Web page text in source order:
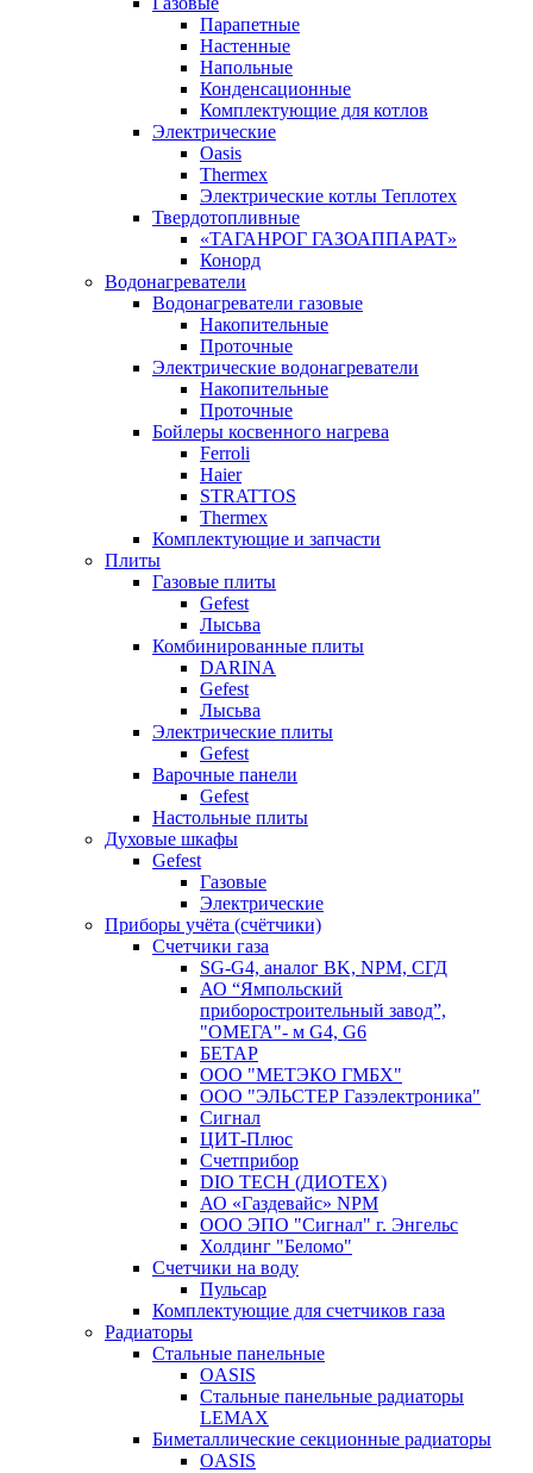
Парапетные
Настенные
Напольные
Конденсационные
Комплектующие для котлов
Электрические
Oasis
Thermex
Электрические котлы Теплотех
Твердотопливные
«ТАГАНРОГ ГАЗОАППАРАТ»
Конорд
Водонагреватели
Водонагреватели газовые
Накопительные
Проточные
Электрические водонагреватели
Накопительные
Проточные
Бойлеры косвенного нагрева
Ferroli
Haier
STRATTOS
Thermex
Комплектующие и запчасти
Плиты
Газовые плиты
Gefest
Лысьва
Комбинированные плиты
DARINA
Gefest
Лысьва
Электрические плиты
Gefest
Варочные панели
Gefest
Настольные плиты
Духовые шкафы
Gefest
Газовые
Электрические
Приборы учёта (счётчики)
Счетчики газа
SG-G4, аналог BK, NPM, СГД
АО “Ямпольский
приборостроительный завод”,
"ОМЕГА"- м G4, G6
БЕТАР
ООО "МЕТЭКО ГМБХ"
ООО "ЭЛЬСТЕР Газэлектроника"
Сигнал
ЦИТ-Плюс
Счетприбор
DIO TECH (ДИОТЕХ)
АО «Газдевайс» NPM
ООО ЭПО "Сигнал" г. Энгельс
Холдинг "Беломо"
Счетчики на воду
Пульсар
Комплектующие для счетчиков газа
Радиаторы
Стальные панельные
OASIS
Стальные панельные радиаторы
LEMAX
Биметаллические секционные радиаторы
OASIS